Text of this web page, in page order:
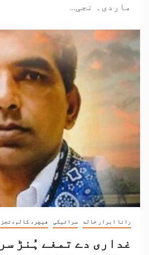
ماردی۔ نجی...
رانا ابرار خالد سرائیکی فیچر،
غداری دے تمغے ہُنڑ